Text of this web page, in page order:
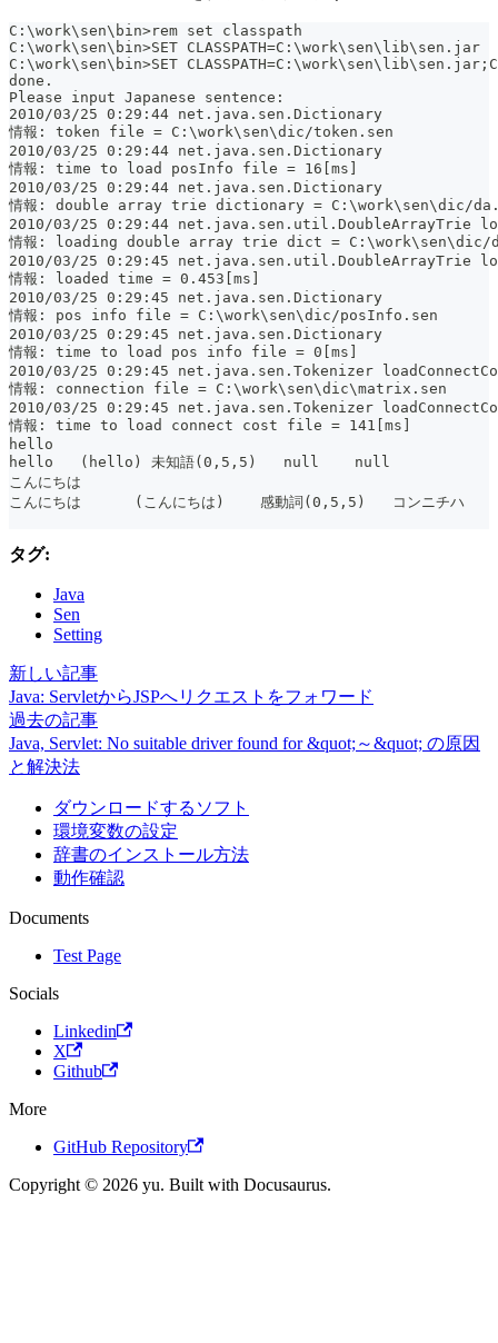
C:\work\sen\bin>rem set classpath
C:\work\sen\bin>SET CLASSPATH=C:\work\sen\lib\sen.jar
C:\work\sen\bin>SET
done.
Please input Japanese sentence:
2010/03/25 0:29:44 net.java.sen.Dictionary
情報: token file = C:\work\sen\dic/token.sen
2010/03/25 0:29:44 net.java.sen.Dictionary
情報: time to load posInfo file = 16[ms]
2010/03/25 0:29:44 net.java.sen.Dictionary
情報: double array trie dictionary = C:\work\sen\dic/
2010/03/25 0:29:44 net.java.sen.util.DoubleArrayTrie
情報: loading double array trie dict = C:\work\sen\dic/
2010/03/25 0:29:45 net.java.sen.util.DoubleArrayTrie
情報: loaded time = 0.453[ms]
2010/03/25 0:29:45 net.java.sen.Dictionary
情報: pos info file = C:\work\sen\dic/posInfo.sen
2010/03/25 0:29:45 net.java.sen.Dictionary
情報: time to load pos info file = 0[ms]
2010/03/25 0:29:45 net.java.sen.Tokenizer
情報: connection file = C:\work\sen\dic\matrix.sen
2010/03/25 0:29:45 net.java.sen.Tokenizer
情報: time to load connect cost file = 141[ms]
hello
hello   (hello) 未知語(0,5,5)   null    null
こんにちは
こんにちは      (こんにちは)    感動詞(0,5,5)   コンニチハ
タグ:
Java
Sen
Setting
新しい記事
Java: ServletからJSPへリクエストをフォワード
過去の記事
Java, Servlet: No suitable driver found for &quot;～&quot; の原因
と解決法
ダウンロードするソフト
環境変数の設定
辞書のインストール方法
動作確認
Documents
Test Page
Socials
Linkedin
X
Github
More
GitHub Repository
Copyright © 2026 yu. Built with Docusaurus.